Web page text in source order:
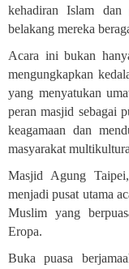
kehadiran Islam dan
belakang mereka
Acara ini bukan
mengungkapkan
yang menyatukan
peran masjid sebagai
keagamaan dan
masyarakat
Masjid Agung
menjadi pusat utama
Muslim yang
Eropa.
Buka puasa